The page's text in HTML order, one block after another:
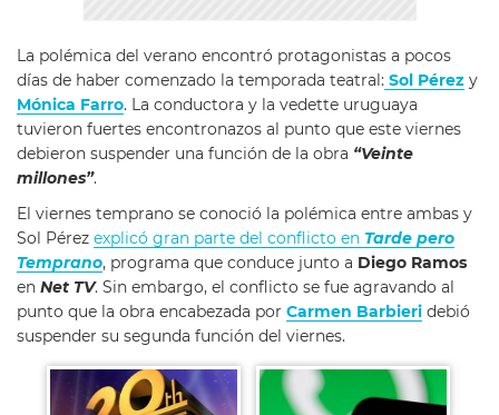
La polémica del verano encontró protagonistas a pocos
días de haber comenzado la temporada teatral: Sol Pérez y
Mónica Farro. La conductora y la vedette uruguaya
tuvieron fuertes encontronazos al punto que este viernes
debieron suspender una función de la obra “Veinte
millones”.
El viernes temprano se conoció la polémica entre ambas y
Sol Pérez explicó gran parte del conflicto en Tarde pero
Temprano, programa que conduce junto a Diego Ramos
en Net TV. Sin embargo, el conflicto se fue agravando al
punto que la obra encabezada por Carmen Barbieri debió
suspender su segunda función del viernes.